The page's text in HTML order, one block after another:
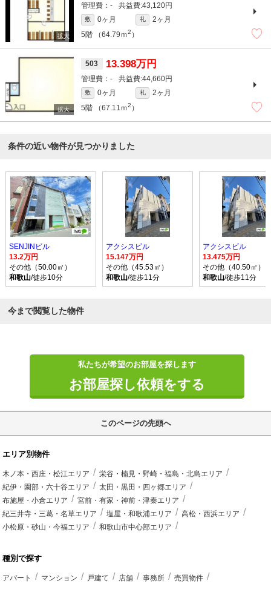
- 43,120円
敷 0ヶ月 礼
2ヶ月
5階
（64.79ｍ2 ）
503 13.398万円
- 44,660円
敷 0ヶ月 礼
2ヶ月
5階
（67.11ｍ2 ）
条件の近い物件が見つかりました
SENJINビル
13.2万円
その他（50.00㎡）
和歌山/徒歩10分
アクシスビル
15.147万円
その他（45.53㎡）
和歌山/徒歩11分
アクシスビル
13.475万円
その他（40.50㎡）
和歌山/徒歩11分
今まで閲覧した物件
私たちが希望のお部屋を探します
お部屋探し依頼をする
このページの先頭へ
エリア別物件
木ノ本・西庄・松江エリア
栄谷・楠見・野崎・福島・北島エリア
紀伊・園部・六十谷エリア
太田・黒田・四ヶ郷エリア
布施屋・小倉エリア
宮前・有家・神前・津秦エリア
紀三井寺・三葛・名草エリア
塩屋・和歌浦エリア
高松・西浜エリア
小松原・砂山・今福エリア
和歌山市中心部エリア
種別で探す
アパート マンション 戸建て 店舗 事務所 売買物件